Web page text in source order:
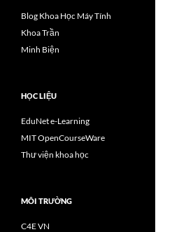
Blog Khoa Học Máy Tính
Khoa Trần
Minh Biện
HỌC LIỆU
EduNet e-Learning
MIT OpenCourseWare
Thư viện khoa học
MÔI TRƯỜNG
C4E VN